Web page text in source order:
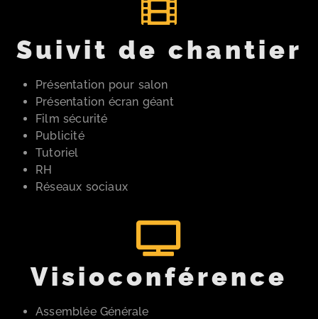
Suivit de chantier
Présentation pour salon
Présentation écran géant
Film sécurité
Publicité
Tutoriel
RH
Réseaux sociaux
Visioconférence
Assemblée Générale